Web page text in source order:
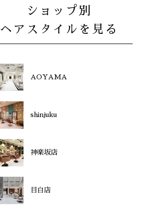
ショップ別
ヘアスタイルを見る
AOYAMA
shinjuku
神楽坂店
目白店